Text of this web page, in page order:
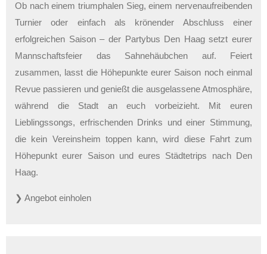
Ob nach einem triumphalen Sieg, einem nervenaufreibenden
Turnier oder einfach als krönender Abschluss einer
erfolgreichen Saison – der Partybus Den Haag setzt eurer
Mannschaftsfeier das Sahnehäubchen auf. Feiert
zusammen, lasst die Höhepunkte eurer Saison noch einmal
Revue passieren und genießt die ausgelassene Atmosphäre,
während die Stadt an euch vorbeizieht. Mit euren
Lieblingssongs, erfrischenden Drinks und einer Stimmung,
die kein Vereinsheim toppen kann, wird diese Fahrt zum
Höhepunkt eurer Saison und eures Städtetrips nach Den
Haag.
❯ Angebot einholen